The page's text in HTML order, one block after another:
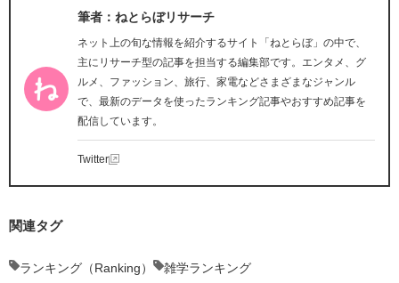
筆者：ねとらぼリサーチ
ネット上の旬な情報を紹介するサイト「ねとらぼ」の中で、
主にリサーチ型の記事を担当する編集部です。エンタメ、グ
ルメ、ファッション、旅行、家電などさまざまなジャンル
で、最新のデータを使ったランキング記事やおすすめ記事を
配信しています。
Twitter
関連タグ
ランキング（Ranking） 雑学ランキング